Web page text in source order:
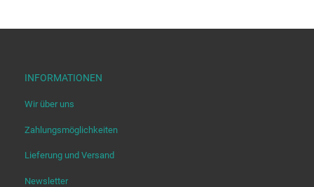
INFORMATIONEN
Wir über uns
Zahlungsmöglichkeiten
Lieferung und Versand
Newsletter